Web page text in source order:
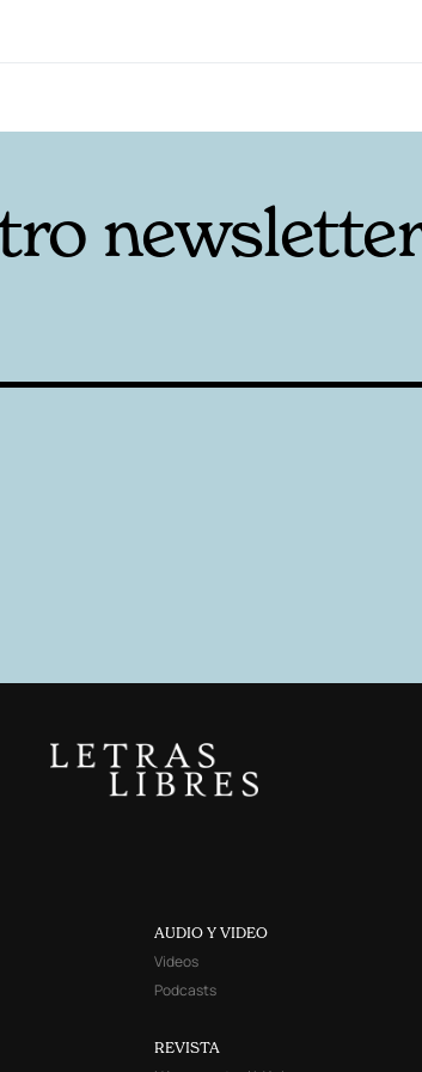
AUDIO Y VIDEO
Videos
Podcasts
REVISTA